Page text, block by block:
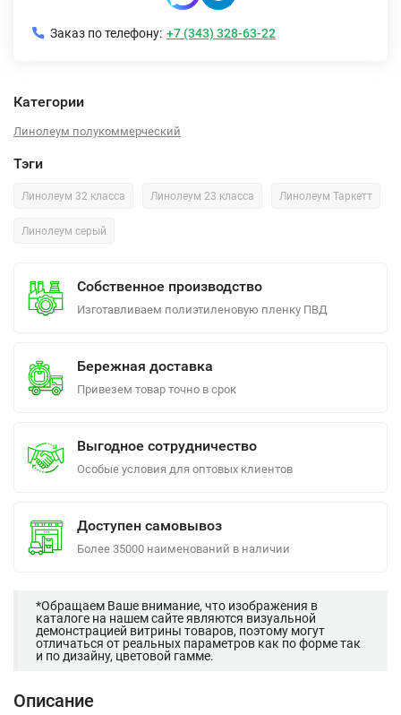
Заказ по телефону: +7 (343) 328-63-22
Категории
Линолеум полукоммерческий
Тэги
Линолеум 32 класса Линолеум 23 класса Линолеум Таркетт
Линолеум серый
Собственное производство
Изготавливаем полиэтиленовую пленку ПВД
Бережная доставка
Привезем товар точно в срок
Выгодное сотрудничество
Особые условия для оптовых клиентов
Доступен самовывоз
Более 35000 наименований в наличии
*Обращаем Ваше внимание, что изображения в
каталоге на нашем сайте являются визуальной
демонстрацией витрины товаров, поэтому могут
отличаться от реальных параметров как по форме так
и по дизайну, цветовой гамме.
Описание